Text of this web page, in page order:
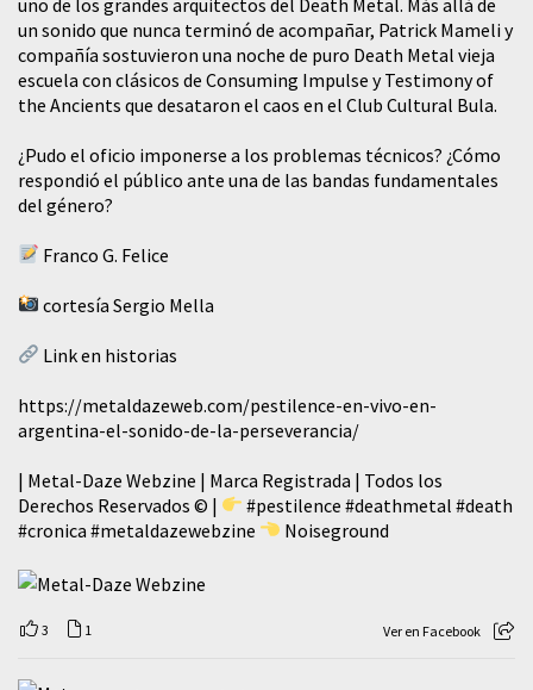
un sonido que nunca terminó de acompañar, Patrick Mameli y
compañía sostuvieron una noche de puro Death Metal vieja
escuela con clásicos de Consuming Impulse y Testimony of
the Ancients que desataron el caos en el Club Cultural Bula.
¿Pudo el oficio imponerse a los problemas técnicos? ¿Cómo
respondió el público ante una de las bandas fundamentales
del género?
Franco G. Felice
cortesía Sergio Mella
Link en historias
https://metaldazeweb.com/pestilence-en-vivo-en-
argentina-el-sonido-de-la-perseverancia/
| Metal-Daze Webzine | Marca Registrada | Todos los
Derechos Reservados © |
#pestilence #deathmetal #death
#cronica #metaldazewebzine Noiseground
3 1 Ver en Facebook